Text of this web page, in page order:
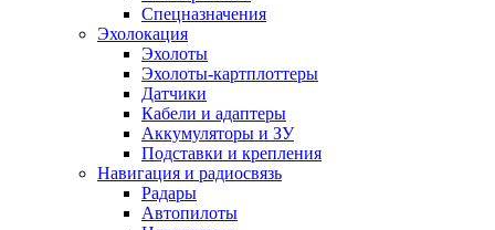
Спецназначения
Эхолокация
Эхолоты
Эхолоты-картплоттеры
Датчики
Кабели и адаптеры
Аккумуляторы и ЗУ
Подставки и крепления
Навигация и радиосвязь
Радары
Автопилоты